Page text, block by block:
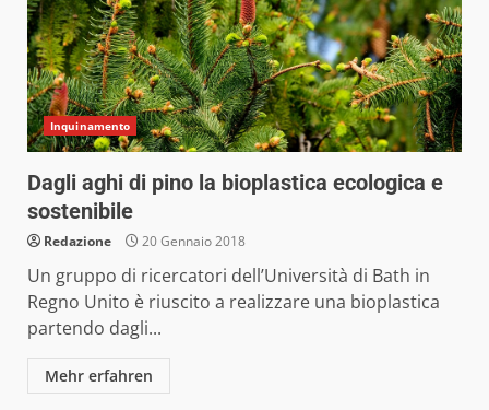
Inquinamento
Dagli aghi di pino la bioplastica ecologica e
sostenibile
Redazione 20 Gennaio 2018
Un gruppo di ricercatori dell’Università di Bath in
Regno Unito è riuscito a realizzare una bioplastica
partendo dagli...
Mehr erfahren